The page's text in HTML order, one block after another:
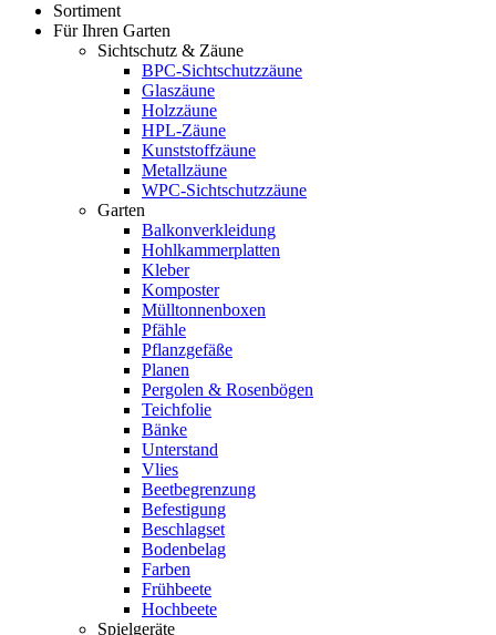
Sortiment
Für Ihren Garten
Sichtschutz & Zäune
BPC-Sichtschutzzäune
Glaszäune
Holzzäune
HPL-Zäune
Kunststoffzäune
Metallzäune
WPC-Sichtschutzzäune
Garten
Balkonverkleidung
Hohlkammerplatten
Kleber
Komposter
Mülltonnenboxen
Pfähle
Pflanzgefäße
Planen
Pergolen & Rosenbögen
Teichfolie
Bänke
Unterstand
Vlies
Beetbegrenzung
Befestigung
Beschlagset
Bodenbelag
Farben
Frühbeete
Hochbeete
Spielgeräte